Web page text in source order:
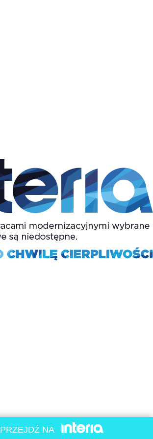
PRZEJDŹ NA